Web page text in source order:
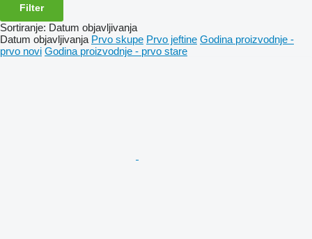
Filter
Sortiranje: Datum objavljivanja
Datum objavljivanja Prvo skupe Prvo jeftine Godina proizvodnje -
prvo novi Godina proizvodnje - prvo stare